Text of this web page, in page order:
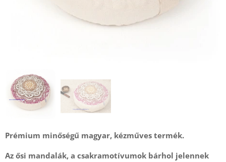
Prémium minőségű magyar, kézműves termék.
Az ősi mandalák, a csakramotívumok bárhol jelennek